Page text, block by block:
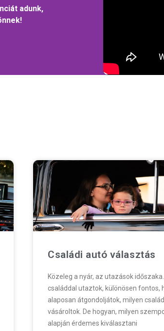
adunk,
Családi autó választás
Közeleg a nyár, az utazások
családdal utaztok, különösen fontos,
alaposan átgondoljátok, milyen
vásároltok. De hogyan, milyen
alapján érdemes kiválasztani